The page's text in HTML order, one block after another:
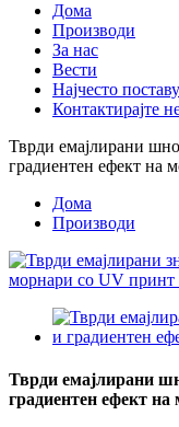
Дома
Производи
За нас
Вести
Најчесто
Контактирајте
Тврди емајлирани
градиентен ефект на
Дома
Производи
Тврди емајлирани
градиентен ефект на